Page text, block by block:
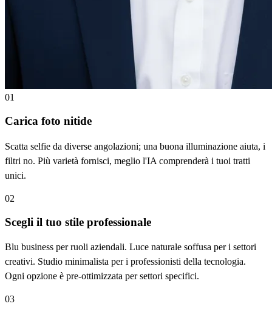
01
Carica foto nitide
Scatta selfie da diverse angolazioni; una buona illuminazione aiuta, i
filtri no. Più varietà fornisci, meglio l'IA comprenderà i tuoi tratti
unici.
02
Scegli il tuo stile professionale
Blu business per ruoli aziendali. Luce naturale soffusa per i settori
creativi. Studio minimalista per i professionisti della tecnologia.
Ogni opzione è pre-ottimizzata per settori specifici.
03